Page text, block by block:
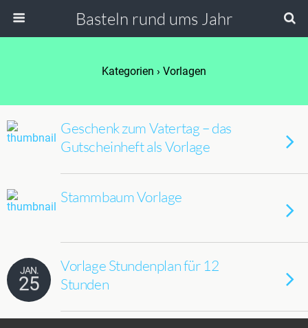
Basteln rund ums Jahr
Kategorien › Vorlagen
Geschenk zum Vatertag – das
Gutscheinheft als Vorlage
Stammbaum Vorlage
JAN.
25
Vorlage Stundenplan für 12
Stunden